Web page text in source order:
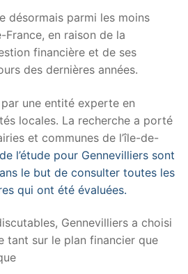
désormais parmi les moins
France, en raison de la
financière et de ses
des dernières années.
une entité experte en
locales. La recherche a porté
et communes de l’île-de-
l’étude pour Gennevilliers sont
le but de consulter toutes les
qui ont été évaluées.
Gennevilliers a choisi
tant sur le plan financier que